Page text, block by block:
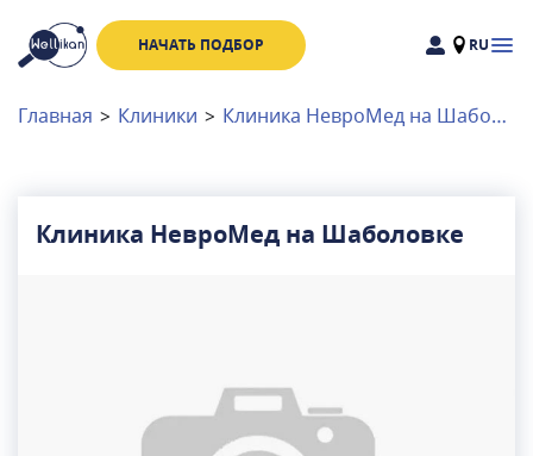
НАЧАТЬ ПОДБОР RU
Доктора
Клиники
Главная > Клиники > Клиника НевроМед на Шаболовке
Клиника НевроМед на Шаболовке